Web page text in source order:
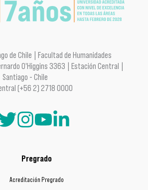
de Chile | Facultad de Humanidades
O'Higgins 3363 | Estación Central |
Santiago - Chile
(+56 2) 2718 0000
Pregrado
Acreditación Pregrado